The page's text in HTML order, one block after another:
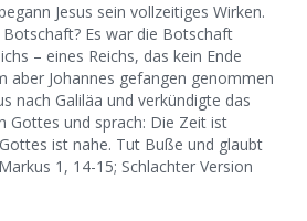
Jesus sein vollzeitiges Wirken.
Es war die Botschaft
– eines Reichs, das kein Ende
aber Johannes gefangen genommen
nach Galiläa und verkündigte das
Gottes und sprach: Die Zeit ist
ist nahe. Tut Buße und glaubt
1, 14-15; Schlachter Version